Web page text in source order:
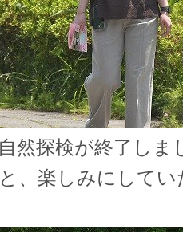
然探検が終了し
、楽しみにして